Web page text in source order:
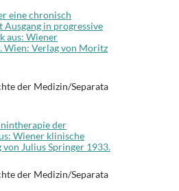
eine chronisch
in progressive
aus: Wiener
Wien: Verlag von Moritz
der Medizin/Separata
der
Wiener klinische
Julius Springer 1933.
der Medizin/Separata